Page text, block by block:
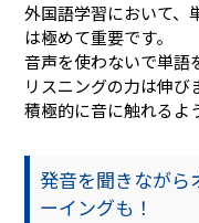
外国語学習において、
は極めて重要です。
音声を使わないで単語
リスニングの力は伸び
積極的に音に触れるよ
発音を聞きながら
ーイングも！